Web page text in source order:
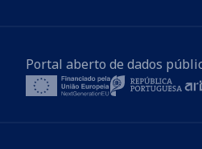
Portal aberto de dados